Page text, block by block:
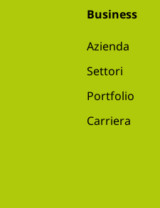
Business
Azienda
Settori
Portfolio
Carriera